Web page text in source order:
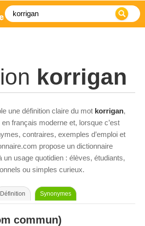
korrigan
une définition claire du mot korrigan,
français moderne et, lorsque c’est
contraires, exemples d’emploi et
propose un dictionnaire
un usage quotidien : élèves, étudiants,
ou simples curieux.
Définition Synonymes
commun)